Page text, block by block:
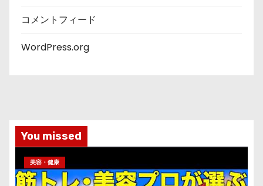
コメントフィード
WordPress.org
You missed
美容・健康